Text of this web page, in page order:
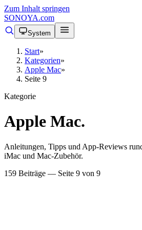
Zum Inhalt springen
SONOYA.com
System
Start»
Kategorien»
Apple Mac»
Seite 9
Kategorie
Apple Mac.
Anleitungen, Tipps und App-Reviews
iMac und Mac-Zubehör.
159 Beiträge — Seite 9 von 9